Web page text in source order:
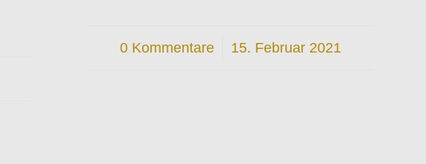
0 Kommentare
/ 15. Februar 2021